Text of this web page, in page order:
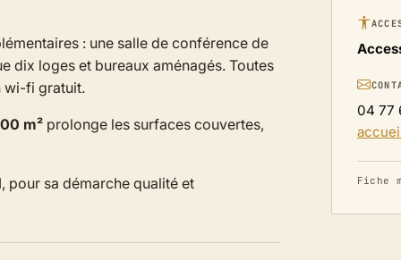
: une salle de conférence de
dix loges et bureaux aménagés. Toutes
wi-fi gratuit.
m² prolonge les surfaces couvertes,
, pour sa démarche qualité et
04 77
Fiche